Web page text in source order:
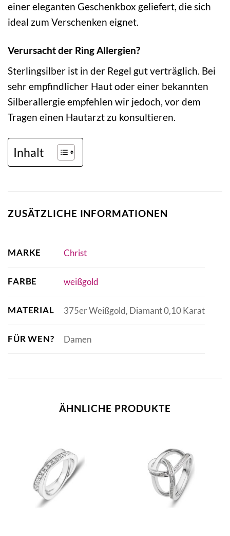
einer eleganten Geschenkbox geliefert, die sich
ideal zum Verschenken eignet.
Verursacht der Ring Allergien?
Sterlingsilber ist in der Regel gut verträglich. Bei
sehr empfindlicher Haut oder einer bekannten
Silberallergie empfehlen wir jedoch, vor dem
Tragen einen Hautarzt zu konsultieren.
Inhalt
ZUSÄTZLICHE INFORMATIONEN
MARKE Christ
FARBE weißgold
MATERIAL 375er Weißgold, Diamant 0,10 Karat
FÜR WEN? Damen
ÄHNLICHE PRODUKTE